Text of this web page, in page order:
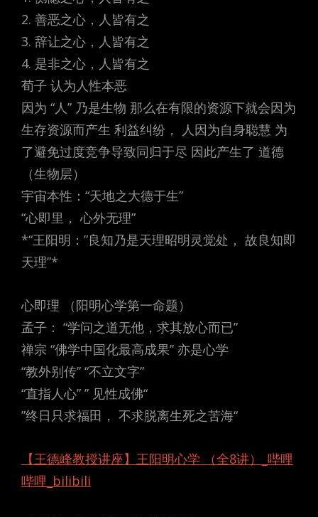
2. 善恶之心，人皆有之
3. 辞让之心，人皆有之
4. 是非之心，人皆有之
荀子 认为人性本恶
因为 “人” 乃是生物 那么在有限的资源下就会因为
生存资源而产生 利益纠纷， 人因为自身聪慧 为
了避免过度竞争导致同归于尽 因此产生了 道德
（生物层）
宇宙本性：“天地之大德于生”
“心即里， 心外无理”
*“王阳明：”良知乃是天理昭明灵觉处， 故良知即
天理”*
心即理 （阳明心学第一命题）
孟子： “学问之道无他，求其放心而已”
禅宗 “佛学中国化最高成果” 亦是心学
“教外别传” “不立文字”
“直指人心” ” 见性成佛“
”终日只求福田， 不求脱离生死之苦海“
【王德峰教授讲座】王阳明心学 （全8讲）_哔哩
哔哩_bilibili